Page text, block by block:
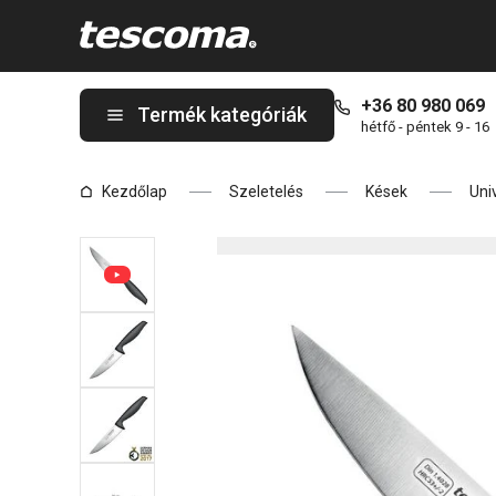
Termék kategóriák +36 80 980 069
hétfő - péntek 9 - 16
Kezdőlap Szeletelés Kések